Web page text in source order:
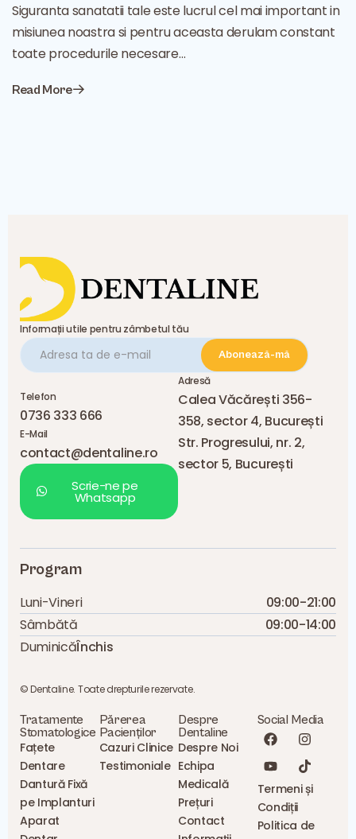
Siguranta sanatatii tale este lucrul cel mai important in
misiunea noastra si pentru aceasta derulam constant
toate procedurile necesare…
Read More
Informații utile pentru zâmbetul tău
Telefon
0736 333 666
E-Mail
contact@dentaline.ro
Scrie-ne pe
Whatsapp
Adresă
Calea Văcărești 356-
358, sector 4, București
Str. Progresului, nr. 2,
sector 5, București
Program
Luni-Vineri
09:00-21:00
Sâmbătă
09:00-14:00
DuminicăÎnchis
© Dentaline. Toate drepturile rezervate.
Tratamente
Stomatologice
Fațete
Dentare
Dantură Fixă
pe Implanturi
Aparat
Părerea
Pacienților
Cazuri Clinice
Testimoniale
Despre
Dentaline
Despre Noi
Echipa
Medicală
Prețuri
Contact
Social Media
Termeni și
Condiții
Politica de